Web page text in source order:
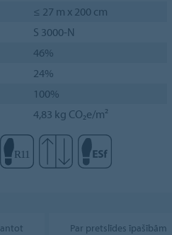
≤ 27 m x 200 cm
S 3000-N
46%
24%
100%
4,83 kg CO₂e/m²
Par pretslīdes īpašībām